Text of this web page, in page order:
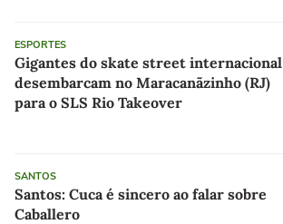
ESPORTES
Gigantes do skate street internacional
desembarcam no Maracanãzinho (RJ)
para o SLS Rio Takeover
SANTOS
Santos: Cuca é sincero ao falar sobre
Caballero